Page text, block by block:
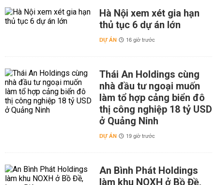
Hà Nội xem xét gia hạn
thủ tục 6 dự án lớn
DỰ ÁN 16 giờ trước
Thái An Holdings cùng
nhà đầu tư ngoại muốn
làm tổ hợp cảng biển đô
thị công nghiệp 18 tỷ USD
ở Quảng Ninh
DỰ ÁN 19 giờ trước
An Bình Phát Holdings
làm khu NOXH ở Bồ Đề,